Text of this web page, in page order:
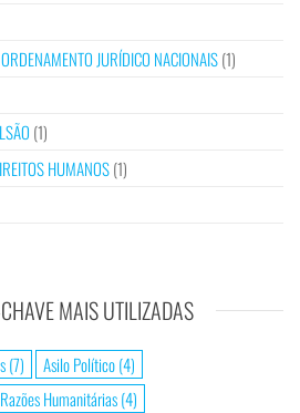
JURÍDICO NACIONAIS(1)
(1)
HUMANOS(1)
MAIS UTILIZADAS
(7) Asilo Político(4)
Humanitárias(4)